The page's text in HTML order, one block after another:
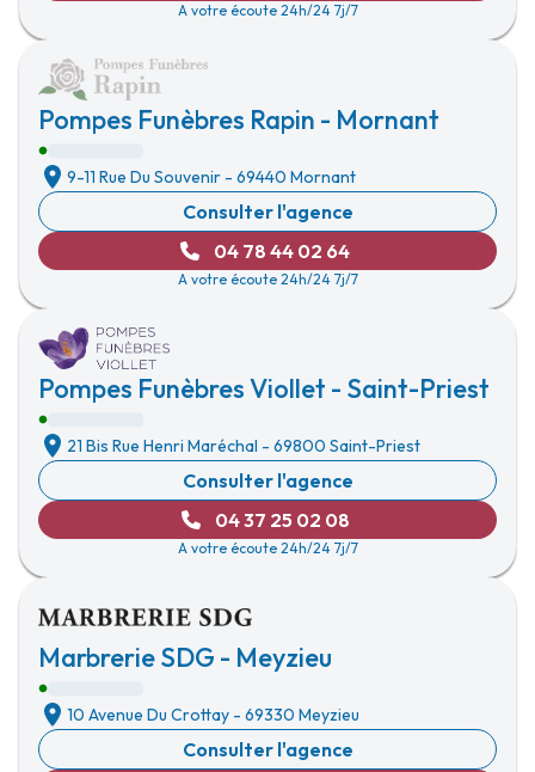
A votre écoute 24h/24 7j/7
Pompes Funèbres Rapin - Mornant
9-11 Rue Du Souvenir - 69440 Mornant
Consulter l'agence
04 78 44 02 64
A votre écoute 24h/24 7j/7
Pompes Funèbres Viollet - Saint-Priest
21 Bis Rue Henri Maréchal - 69800 Saint-Priest
Consulter l'agence
04 37 25 02 08
A votre écoute 24h/24 7j/7
Marbrerie SDG - Meyzieu
10 Avenue Du Crottay - 69330 Meyzieu
Consulter l'agence